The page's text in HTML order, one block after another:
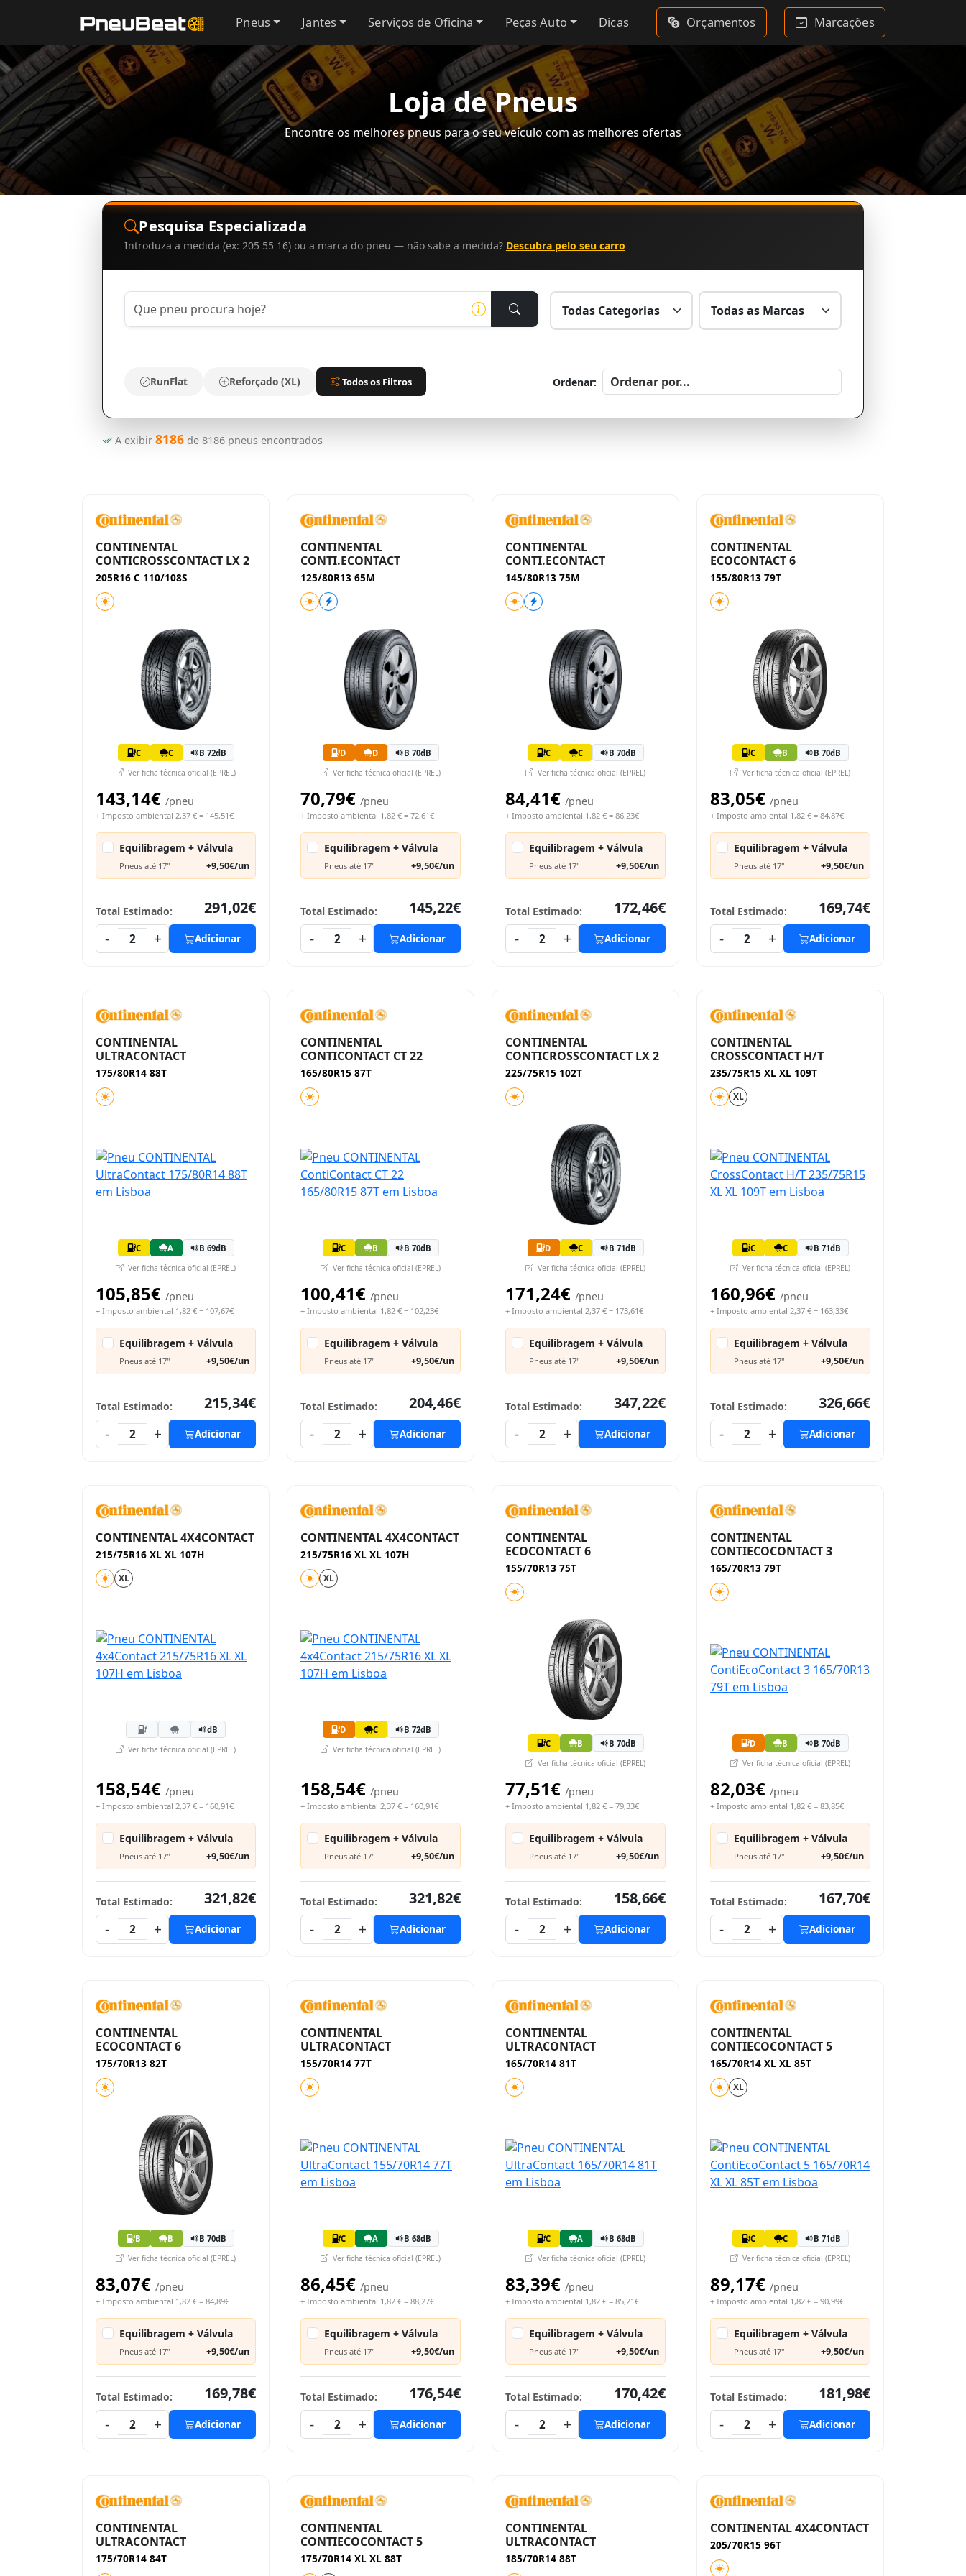
Pneus Jantes Serviços de Oficina Peças Auto Dicas Orçamentos Marcações
Loja de Pneus
Encontre os melhores pneus para o seu veículo com as melhores ofertas
Pesquisa Especializada
Introduza a medida (ex: 205 55 16) ou a marca do pneu — não sabe a medida? Descubra pelo seu carro
RunFlat Reforçado (XL) Todos os Filtros Ordenar:
A exibir 8186de 8186pneus encontrados
CONTINENTAL
CONTICROSSCONTACT LX 2
205R16 C 110/108S
C C B 72dB
Ver ficha técnica oficial (EPREL)
143,14€ /pneu
+ Imposto ambiental 2,37 € = 145,51€
Equilibragem + Válvula
Pneus até 17" +9,50€/un
Total Estimado:
291,02€
-
2 + Adicionar
CONTINENTAL
CONTI.ECONTACT
125/80R13 65M
D D B 70dB
Ver ficha técnica oficial (EPREL)
70,79€ /pneu
+ Imposto ambiental 1,82 € = 72,61€
Equilibragem + Válvula
Pneus até 17" +9,50€/un
Total Estimado:
145,22€
-
2 + Adicionar
CONTINENTAL
CONTI.ECONTACT
145/80R13 75M
C C B 70dB
Ver ficha técnica oficial (EPREL)
84,41€ /pneu
+ Imposto ambiental 1,82 € = 86,23€
Equilibragem + Válvula
Pneus até 17" +9,50€/un
Total Estimado:
172,46€
-
2 + Adicionar
CONTINENTAL
ECOCONTACT 6
155/80R13 79T
C B B 70dB
Ver ficha técnica oficial (EPREL)
83,05€ /pneu
+ Imposto ambiental 1,82 € = 84,87€
Equilibragem + Válvula
Pneus até 17" +9,50€/un
Total Estimado:
169,74€
-
2 + Adicionar
CONTINENTAL
ULTRACONTACT
175/80R14 88T
C A B 69dB
Ver ficha técnica oficial (EPREL)
105,85€ /pneu
+ Imposto ambiental 1,82 € = 107,67€
Equilibragem + Válvula
Pneus até 17" +9,50€/un
Total Estimado:
215,34€
-
2 + Adicionar
CONTINENTAL
CONTICONTACT CT 22
165/80R15 87T
C B B 70dB
Ver ficha técnica oficial (EPREL)
100,41€ /pneu
+ Imposto ambiental 1,82 € = 102,23€
Equilibragem + Válvula
Pneus até 17" +9,50€/un
Total Estimado:
204,46€
-
2 + Adicionar
CONTINENTAL
CONTICROSSCONTACT LX 2
225/75R15 102T
D C B 71dB
Ver ficha técnica oficial (EPREL)
171,24€ /pneu
+ Imposto ambiental 2,37 € = 173,61€
Equilibragem + Válvula
Pneus até 17" +9,50€/un
Total Estimado:
347,22€
-
2 + Adicionar
CONTINENTAL
CROSSCONTACT H/T
235/75R15 XL XL 109T
XL
C C B 71dB
Ver ficha técnica oficial (EPREL)
160,96€ /pneu
+ Imposto ambiental 2,37 € = 163,33€
Equilibragem + Válvula
Pneus até 17" +9,50€/un
Total Estimado:
326,66€
-
2 + Adicionar
CONTINENTAL 4X4CONTACT
215/75R16 XL XL 107H
XL
dB
Ver ficha técnica oficial (EPREL)
158,54€ /pneu
+ Imposto ambiental 2,37 € = 160,91€
Equilibragem + Válvula
Pneus até 17" +9,50€/un
Total Estimado:
321,82€
-
2 + Adicionar
CONTINENTAL 4X4CONTACT
215/75R16 XL XL 107H
XL
D C B 72dB
Ver ficha técnica oficial (EPREL)
158,54€ /pneu
+ Imposto ambiental 2,37 € = 160,91€
Equilibragem + Válvula
Pneus até 17" +9,50€/un
Total Estimado:
321,82€
-
2 + Adicionar
CONTINENTAL
ECOCONTACT 6
155/70R13 75T
C B B 70dB
Ver ficha técnica oficial (EPREL)
77,51€ /pneu
+ Imposto ambiental 1,82 € = 79,33€
Equilibragem + Válvula
Pneus até 17" +9,50€/un
Total Estimado:
158,66€
-
2 + Adicionar
CONTINENTAL
CONTIECOCONTACT 3
165/70R13 79T
D B B 70dB
Ver ficha técnica oficial (EPREL)
82,03€ /pneu
+ Imposto ambiental 1,82 € = 83,85€
Equilibragem + Válvula
Pneus até 17" +9,50€/un
Total Estimado:
167,70€
-
2 + Adicionar
CONTINENTAL
ECOCONTACT 6
175/70R13 82T
B B B 70dB
Ver ficha técnica oficial (EPREL)
83,07€ /pneu
+ Imposto ambiental 1,82 € = 84,89€
Equilibragem + Válvula
Pneus até 17" +9,50€/un
Total Estimado:
169,78€
-
2 + Adicionar
CONTINENTAL
ULTRACONTACT
155/70R14 77T
C A B 68dB
Ver ficha técnica oficial (EPREL)
86,45€ /pneu
+ Imposto ambiental 1,82 € = 88,27€
Equilibragem + Válvula
Pneus até 17" +9,50€/un
Total Estimado:
176,54€
-
2 + Adicionar
CONTINENTAL
ULTRACONTACT
165/70R14 81T
C A B 68dB
Ver ficha técnica oficial (EPREL)
83,39€ /pneu
+ Imposto ambiental 1,82 € = 85,21€
Equilibragem + Válvula
Pneus até 17" +9,50€/un
Total Estimado:
170,42€
-
2 + Adicionar
CONTINENTAL
CONTIECOCONTACT 5
165/70R14 XL XL 85T
XL
C C B 71dB
Ver ficha técnica oficial (EPREL)
89,17€ /pneu
+ Imposto ambiental 1,82 € = 90,99€
Equilibragem + Válvula
Pneus até 17" +9,50€/un
Total Estimado:
181,98€
-
2 + Adicionar
CONTINENTAL
ULTRACONTACT
175/70R14 84T
CONTINENTAL
CONTIECOCONTACT 5
175/70R14 XL XL 88T
CONTINENTAL
ULTRACONTACT
185/70R14 88T
CONTINENTAL 4X4CONTACT
205/70R15 96T